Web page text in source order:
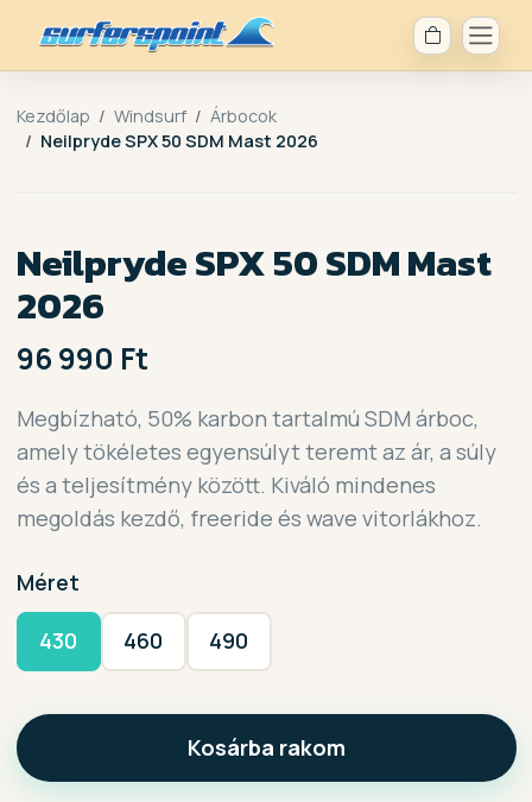
Kezdőlap Windsurf
Árbocok
Neilpryde SPX 50 SDM Mast 2026
Neilpryde SPX 50 SDM Mast
2026
96 990 Ft
Megbízható, 50% karbon tartalmú SDM árboc,
amely tökéletes egyensúlyt teremt az ár, a súly
és a teljesítmény között. Kiváló mindenes
megoldás kezdő, freeride és wave vitorlákhoz.
Méret
430 460 490
Kosárba rakom